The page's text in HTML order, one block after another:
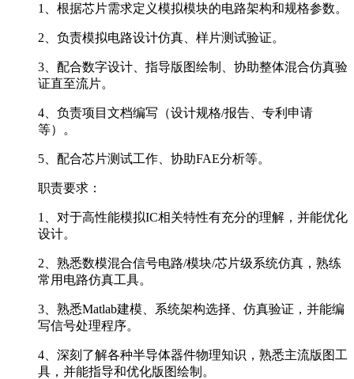
1、根据芯片需求定义模拟模块的电路架构和规格参数。
2、负责模拟电路设计仿真、样片测试验证。
3、配合数字设计、指导版图绘制、协助整体混合仿真验
证直至流片。
4、负责项目文档编写（设计规格/报告、专利申请
等）。
5、配合芯片测试工作、协助FAE分析等。
职责要求：
1、对于高性能模拟IC相关特性有充分的理解，并能优化
设计。
2、熟悉数模混合信号电路/模块/芯片级系统仿真，熟练
常用电路仿真工具。
3、熟悉Matlab建模、系统架构选择、仿真验证，并能编
写信号处理程序。
4、深刻了解各种半导体器件物理知识，熟悉主流版图工
具，并能指导和优化版图绘制。